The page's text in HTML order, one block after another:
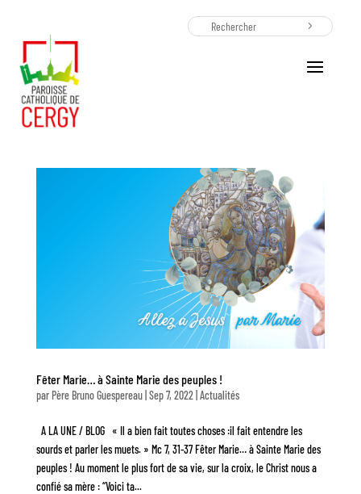
Fêter Marie… à Sainte Marie des peuples !
par Père Bruno Guespereau| Sep 7, 2022| Actualités
A LA UNE / BLOG « Il a bien fait toutes choses :il fait entendre les
sourds et parler les muets. » Mc 7, 31-37 Fêter Marie… à Sainte Marie des
peuples ! Au moment le plus fort de sa vie, sur la croix, le Christ nous a
confié sa mère : “Voici ta...